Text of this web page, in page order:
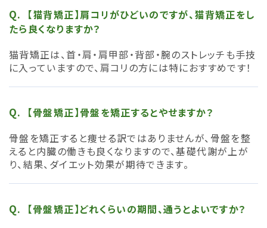
【猫背矯正】肩コリがひどいのですが、猫背矯正をし
たら良くなりますか？
猫背矯正は、首・肩・肩甲部・背部・腕のストレッチも手技
に入っていますので、肩コリの方には特におすすめです！
【骨盤矯正】骨盤を矯正するとやせますか？
骨盤を矯正すると痩せる訳ではありませんが、骨盤を整
えると内臓の働きも良くなりますので、基礎代謝が上が
り、結果、ダイエット効果が期待できます。
【骨盤矯正】どれくらいの期間、通うとよいですか？